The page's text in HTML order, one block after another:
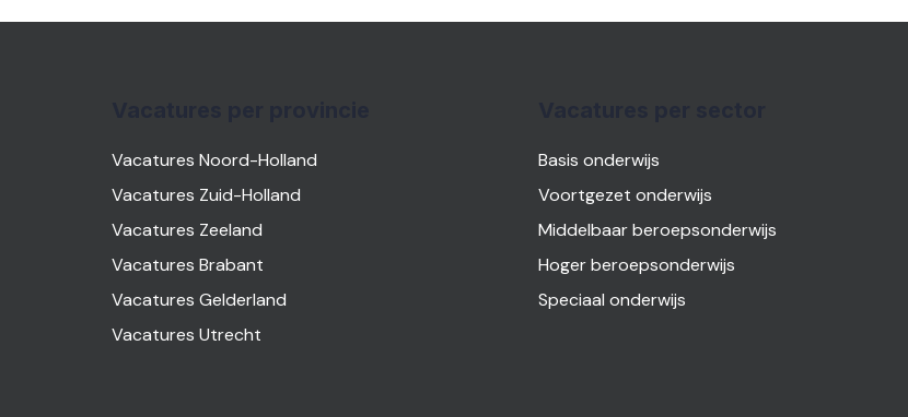
Vacatures Noord-Holland
Vacatures Zuid-Holland
Vacatures Zeeland
Vacatures Brabant
Vacatures Gelderland
Vacatures Utrecht
Basis onderwijs
Voortgezet onderwijs
Middelbaar beroepsonderwijs
Hoger beroepsonderwijs
Speciaal onderwijs